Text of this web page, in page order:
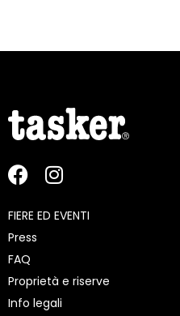
FIERE ED EVENTI
Press
FAQ
Proprietà e riserve
Info legali